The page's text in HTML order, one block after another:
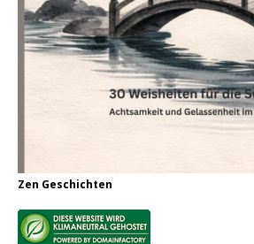
Zen Geschichten